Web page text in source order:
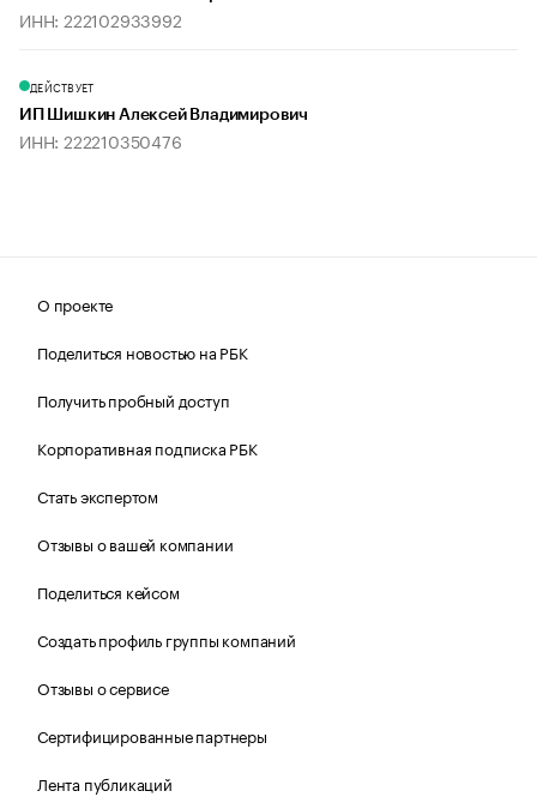
ИНН: 222102933992
ДЕЙСТВУЕТ
ИП Шишкин Алексей Владимирович
ИНН: 222210350476
О проекте
Поделиться новостью на РБК
Получить пробный доступ
Корпоративная подписка РБК
Стать экспертом
Отзывы о вашей компании
Поделиться кейсом
Создать профиль группы компаний
Отзывы о сервисе
Сертифицированные партнеры
Лента публикаций